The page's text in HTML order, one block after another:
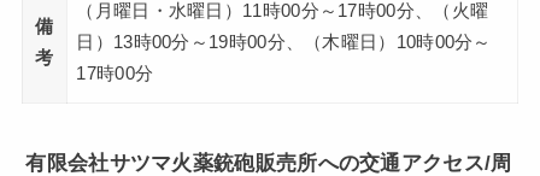
備
考
（月曜日・水曜日）11時00分～17時00分、（火曜
日）13時00分～19時00分、（木曜日）10時00分～
17時00分
有限会社サツマ火薬銃砲販売所への交通アクセス/周